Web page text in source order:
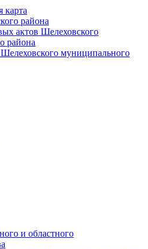
карта
района
актов Шелеховского
района
муниципального
и областного